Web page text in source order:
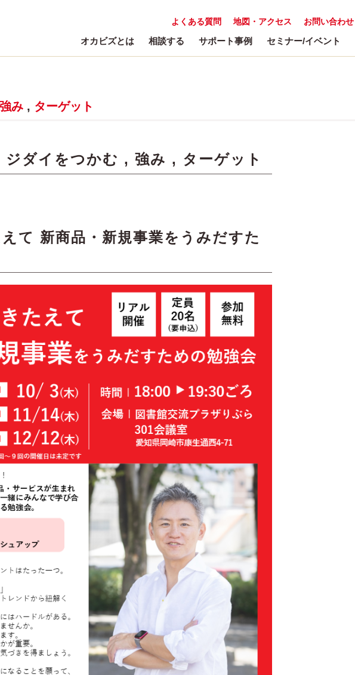
お問い合わせ
地図・アクセス
よくある質問
オカビズとは 相談する サポート事例 セミナー/イベント
強み , ターゲット
ジダイをつかむ , 強み , ターゲット
て 新商品・新規事業をうみだすた